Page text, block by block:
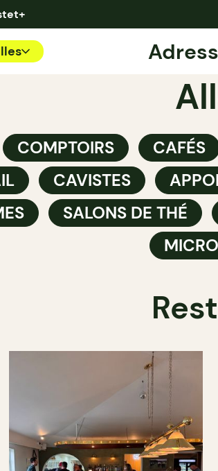
COMPTOIRS CAFÉS
CAVISTES
SALONS DE THÉ